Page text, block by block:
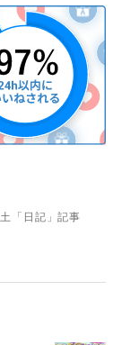
「日記」記事